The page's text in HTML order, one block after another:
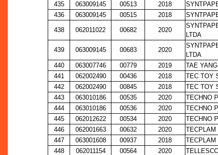
435
063009145 00513 2018
436
063009145 00515 2018
438 062011022 00682 2020
LTDA
439 063009145 00683 2020
LTDA
440
063007746 00779 2019
TAE
441
062002490 00436 2018
TEC TOY
442
062002490 00845 2018
TEC TOY
443
063010186 00535 2020
TECHNO
444
063010186 00536 2020
TECHNO
445
062012622 00534 2020
TECHNO
446
062001663 00632 2020
TECPLAM
447
063001608 00937 2018
TECPLAM
448
062011154 00564 2020